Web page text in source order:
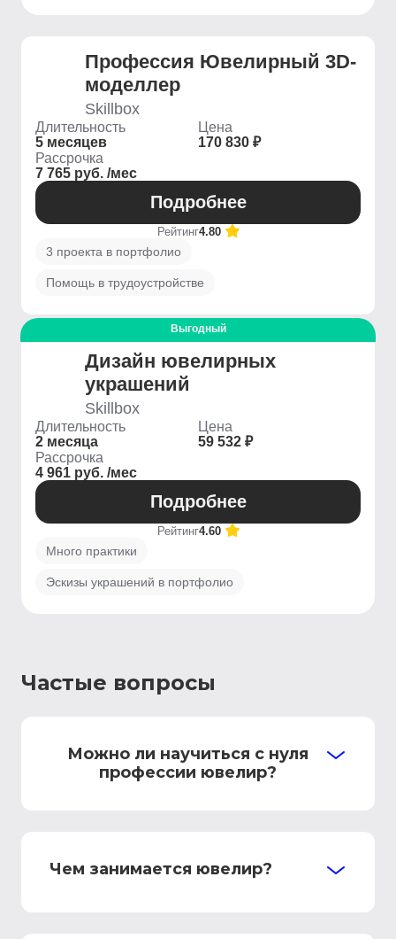
Профессия Ювелирный 3D-
моделлер
Skillbox
Длительность
5 месяцев
Цена
170 830 ₽
Рассрочка
7 765 руб. /мес
Подробнее
Рейтинг4.80
3 проекта в портфолио
Помощь в трудоустройстве
Выгодный
Дизайн ювелирных
украшений
Skillbox
Длительность
2 месяца
Цена
59 532 ₽
Рассрочка
4 961 руб. /мес
Подробнее
Рейтинг4.60
Много практики
Эскизы украшений в портфолио
Частые вопросы
Можно ли научиться с нуля
профессии ювелир?
Чем занимается ювелир?